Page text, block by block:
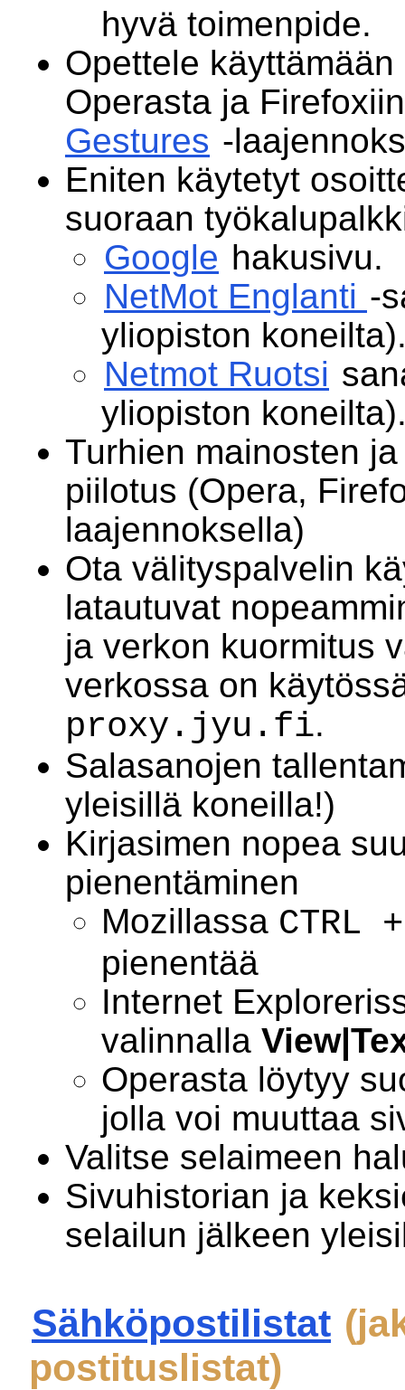
hyvä toimenpide.
Opettele
Operasta ja
Gestures -
Eniten käytetyt
suoraan
Google hakusivu.
NetMot Englanti -
yliopiston
Netmot Ruotsi
yliopiston
Turhien mainosten
piilotus (Opera,
laajennoksella)
Ota välityspalvelin
latautuvat
ja verkon kuormitus
verkossa on
proxy.jyu.fi.
Salasanojen
yleisillä koneilla!)
Kirjasimen nopea
pienentäminen
Mozillassa CTRL +
pienentää
Internet
valinnalla
Operasta löytyy
jolla voi muuttaa
Valitse selaimeen
Sivuhistorian ja
selailun jälkeen
Sähköpostilistat
postituslistat)